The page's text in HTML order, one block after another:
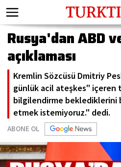
Rusya'dan ABD
açıklaması
Kremlin Sözcüsü Dmitriy
günlük acil ateşkes" içeren
bilgilendirme beklediklerini
etmek istemiyoruz." dedi.
ABONE OL